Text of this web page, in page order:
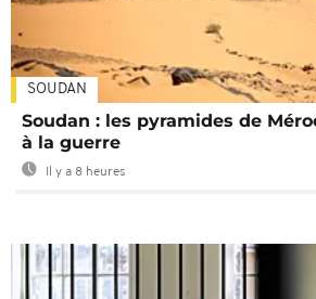
SOUDAN
Soudan : les pyramides de
à la guerre
Il y a 8 heures